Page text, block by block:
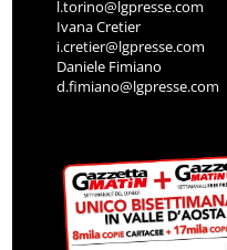
l.torino@lgpresse.com
Ivana Cretier
i.cretier@lgpresse.com
Daniele Fimiano
d.fimiano@lgpresse.com